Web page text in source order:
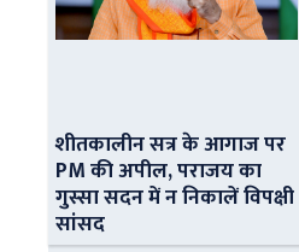
शीतकालीन सत्र के आगाज पर
PM की अपील, पराजय का
गुस्सा सदन में न निकालें विपक्षी
सांसद